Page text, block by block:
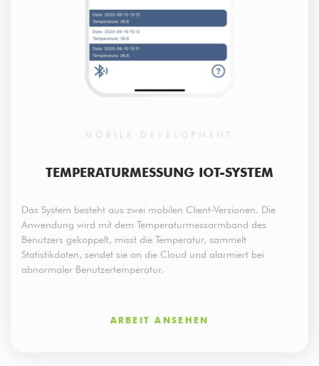
MOBILE DEVELOPMENT
TEMPERATURMESSUNG IOT-SYSTEM
Das System besteht aus zwei mobilen Client-Versionen. Die
Anwendung wird mit dem Temperaturmessarmband des
Benutzers gekoppelt, misst die Temperatur, sammelt
Statistikdaten, sendet sie an die Cloud und alarmiert bei
abnormaler Benutzertemperatur.
ARBEIT ANSEHEN